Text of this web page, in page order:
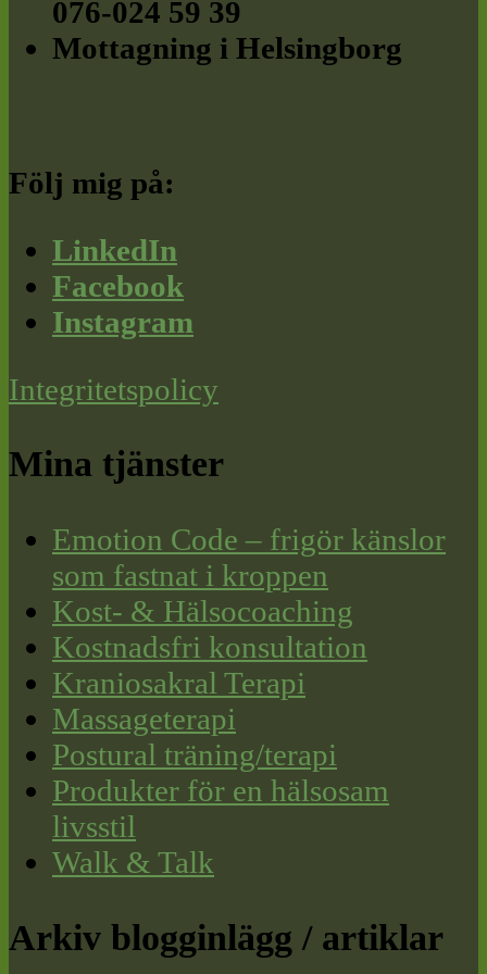
076-024 59 39
Mottagning i Helsingborg
Följ mig på:
LinkedIn
Facebook
Instagram
Integritetspolicy
Mina tjänster
Emotion Code – frigör känslor
som fastnat i kroppen
Kost- & Hälsocoaching
Kostnadsfri konsultation
Kraniosakral Terapi
Massageterapi
Postural träning/terapi
Produkter för en hälsosam
livsstil
Walk & Talk
Arkiv blogginlägg / artiklar